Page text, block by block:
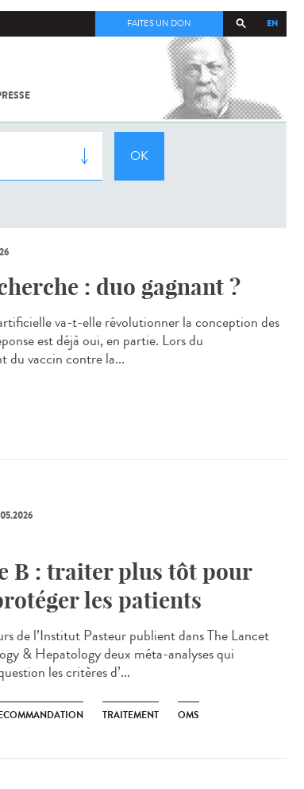
EN
FAITES UN DON
COV-2 /
L'INSTITUT
PASTEUR
: duo gagnant ?
va-t-elle révolutionner la conception des
est déjà oui, en partie. Lors du
du vaccin contre la...
B : traiter plus tôt pour
les patients
de l’Institut Pasteur publient dans The Lancet
& Hepatology deux méta-analyses qui
les critères d’...
TRAITEMENT OMS